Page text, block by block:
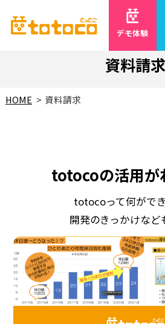
デモ体験
資料請求
HOME 資料請求
totocoの活用が
totocoって何がで
開発のきっかけなど